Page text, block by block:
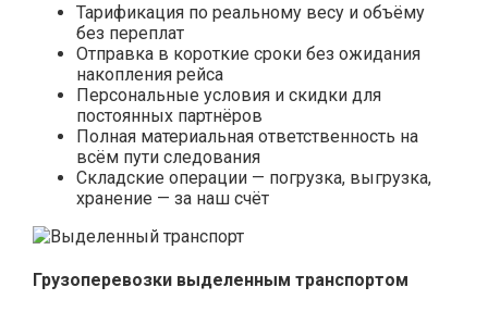
Тарификация по реальному весу и объёму
без переплат
Отправка в короткие сроки без ожидания
накопления рейса
Персональные условия и скидки для
постоянных партнёров
Полная материальная ответственность на
всём пути следования
Складские операции — погрузка, выгрузка,
хранение — за наш счёт
Грузоперевозки выделенным транспортом